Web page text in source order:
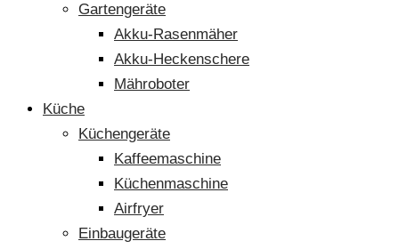
Gartengeräte
Akku-Rasenmäher
Akku-Heckenschere
Mähroboter
Küche
Küchengeräte
Kaffeemaschine
Küchenmaschine
Airfryer
Einbaugeräte